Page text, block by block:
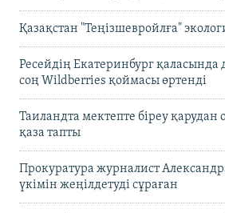
Қазақстан "Теңізшевройлға"
Ресейдің Екатеринбург
соң Wildberries қоймасы өртенді
Таиландта мектепте біреу қарудан
қаза тапты
Прокуратура журналист
үкімін жеңілдетуді сұраған